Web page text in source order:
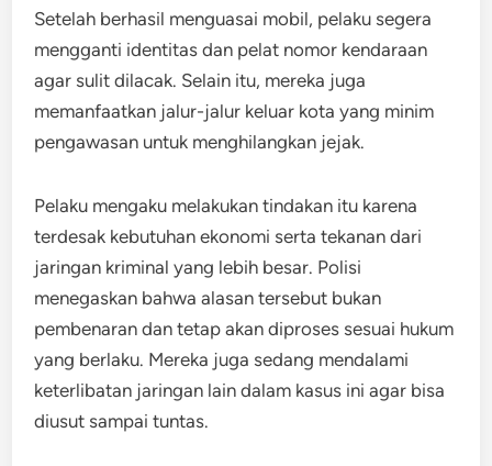
Setelah berhasil menguasai mobil, pelaku segera
mengganti identitas dan pelat nomor kendaraan
agar sulit dilacak. Selain itu, mereka juga
memanfaatkan jalur-jalur keluar kota yang minim
pengawasan untuk menghilangkan jejak.
Pelaku mengaku melakukan tindakan itu karena
terdesak kebutuhan ekonomi serta tekanan dari
jaringan kriminal yang lebih besar. Polisi
menegaskan bahwa alasan tersebut bukan
pembenaran dan tetap akan diproses sesuai hukum
yang berlaku. Mereka juga sedang mendalami
keterlibatan jaringan lain dalam kasus ini agar bisa
diusut sampai tuntas.